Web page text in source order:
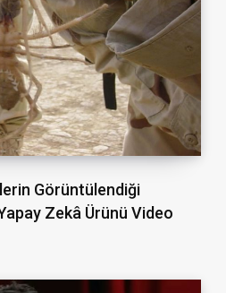
Görüntülendiği
Zekâ Ürünü Video